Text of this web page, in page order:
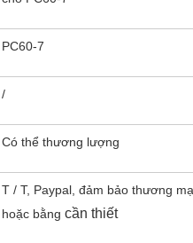
PC60-7
/
Có thể thương lượng
T / T, Paypal, đảm bảo thương
hoặc bằng cần thiết